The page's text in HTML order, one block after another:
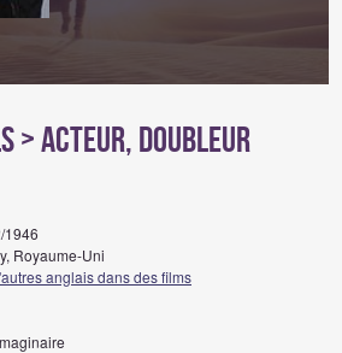
> Acteur, Doubleur
1946
Royaume-Uni
anglais dans des films